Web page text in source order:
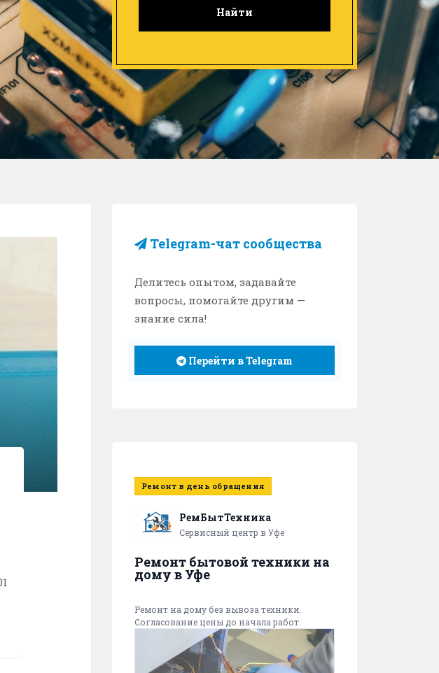
Найти
Telegram-чат сообщества
Делитесь опытом, задавайте
вопросы, помогайте другим —
знание сила!
Перейти в Telegram
Ремонт в день обращения
РемБытТехника
Сервисный центр в Уфе
Ремонт бытовой техники на
дому в Уфе
Ремонт на дому без вывоза техники.
Согласование цены до начала работ.